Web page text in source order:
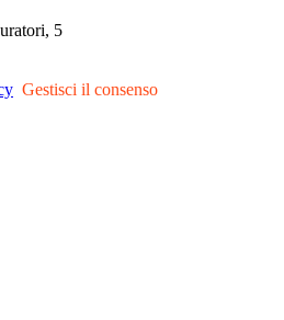
5
Gestisci il consenso